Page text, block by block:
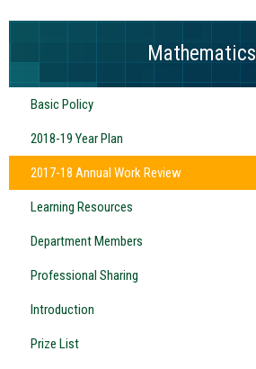
Mathematics
Basic Policy
2018-19 Year Plan
2017-18 Annual Work Review
Learning Resources
Department Members
Professional Sharing
Introduction
Prize List